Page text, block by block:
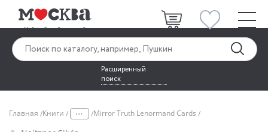
Расширенный
поиск
Главная Книги ... Mirror Truth Lenormand Cards